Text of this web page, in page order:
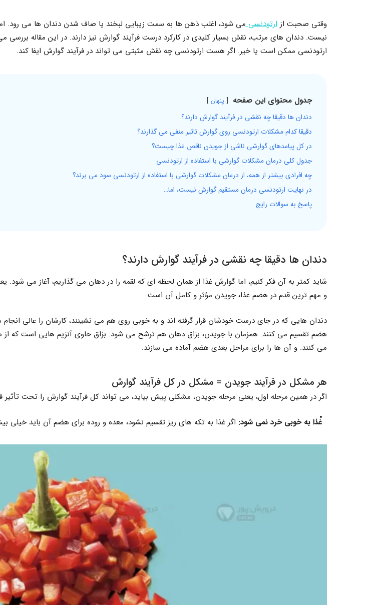
وقتی صحبت ازارتودنسیمی شود، اغلب ذهن ها به سمت زیبایی لبخند یا صاف شدن دندان ها می رود.
نیست. دندان های مرتب، نقش بسیار کلیدی در کارکرد درست فرآیند گوارش نیز دارند. در این مقاله بررسی
ارتودنسی ممکن است یا خیر. اگر هست ارتودنسی چه نقش مثبتی می تواند در فرآیند گوارش ایفا کند.
جدول محتوای این صفحه پنهان
دندان ها دقیقا چه نقشی در فرآیند گوارش دارند؟
دقیقا کدام مشکلات ارتودنسی روی گوارش تاثیر منفی می گذارند؟
در کل پیامدهای گوارشی ناشی از جویدن ناقص غذا چیست؟
جدول کلی درمان مشکلات گوارشی با استفاده از ارتودنسی
چه افرادی بیشتر از همه، از درمان مشکلات گوارشی با استفاده از ارتودنسی سود می برند؟
در نهایت ارتودنسی درمان مستقیم گوارش نیست، اما…
پاسخ به سوالات رایج
دندان ها دقیقا چه نقشی در فرآیند گوارش دارند؟
شاید کمتر به آن فکر کنیم، اما گوارش غذا از همان لحظه ای که لقمه را در دهان می گذاریم، آغاز می
و مهم ترین قدم در هضم غذا، جویدن مؤثر و کامل آن است.
دندان هایی که در جای درست خودشان قرار گرفته اند و به خوبی روی هم می نشینند، کارشان را عالی
هضم تقسیم می کنند. همزمان با جویدن، بزاق دهان هم ترشح می شود. بزاق حاوی آنزیم هایی است که از
می کنند. و آن ها را برای مراحل بعدی هضم آماده می سازند.
هر مشکل در فرآیند جویدن = مشکل در کل فرآیند گوارش
اگر در همین مرحله اول، یعنی مرحله جویدن، مشکلی پیش بیاید، می تواند کل فرآیند گوارش را تحت تأثیر
غذا به خوبی خرد نمی شود: اگر غذا به تکه های ریز تقسیم نشود، معده و روده برای هضم آن باید خیلی